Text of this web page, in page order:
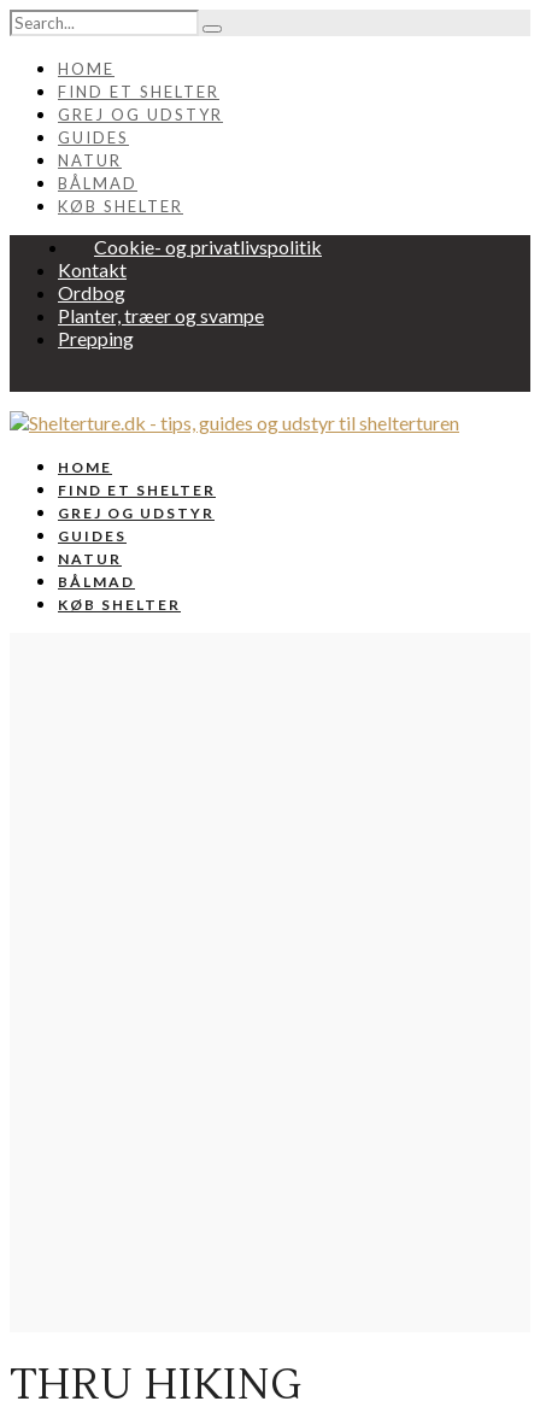
HOME
FIND ET SHELTER
GREJ OG UDSTYR
GUIDES
NATUR
BÅLMAD
KØB SHELTER
Cookie- og privatlivspolitik
Kontakt
Ordbog
Planter, træer og svampe
Prepping
HOME
FIND ET SHELTER
GREJ OG UDSTYR
GUIDES
NATUR
BÅLMAD
KØB SHELTER
THRU HIKING